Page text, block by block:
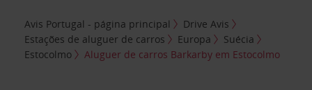
Avis Portugal - página principal
Drive Avis
Estações de aluguer de carros
Europa
Suécia
Estocolmo
Aluguer de carros Barkarby em Estocolmo